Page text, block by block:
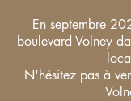
En septembre
boulevard Volney
N'hésitez pas à